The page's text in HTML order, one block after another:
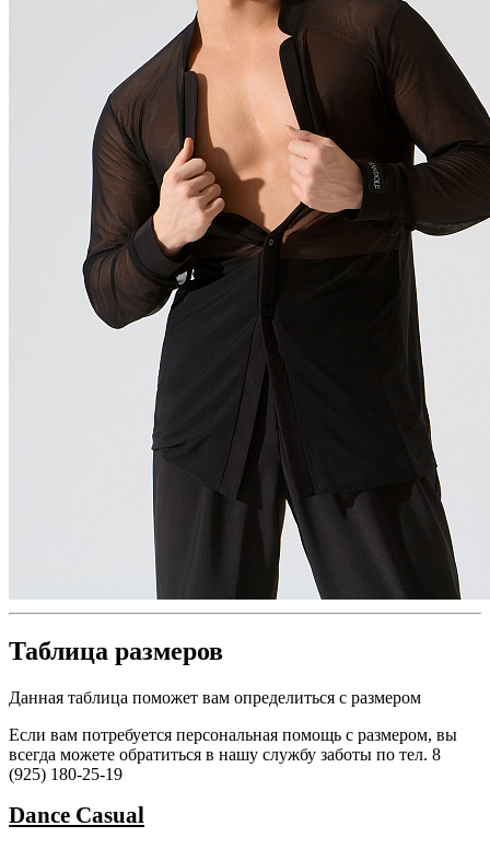
Таблица размеров
Данная таблица поможет вам определиться с размером
Если вам потребуется персональная помощь с размером, вы
всегда можете обратиться в нашу службу заботы по тел. 8
(925) 180-25-19
Dance Casual